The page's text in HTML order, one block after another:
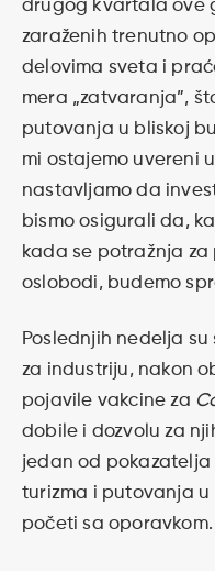
drugog kvartala ove
zaraženih trenutno
delovima sveta i
mera „zatvaranja”,
putovanja u bliskoj
mi ostajemo uvereni
nastavljamo da
bismo osigurali da,
kada se potražnja
oslobodi, budemo
Poslednjih nedelja
za industriju, nakon
pojavile vakcine za
dobile i dozvolu za
jedan od
turizma i putovanja
početi sa oporavkom.